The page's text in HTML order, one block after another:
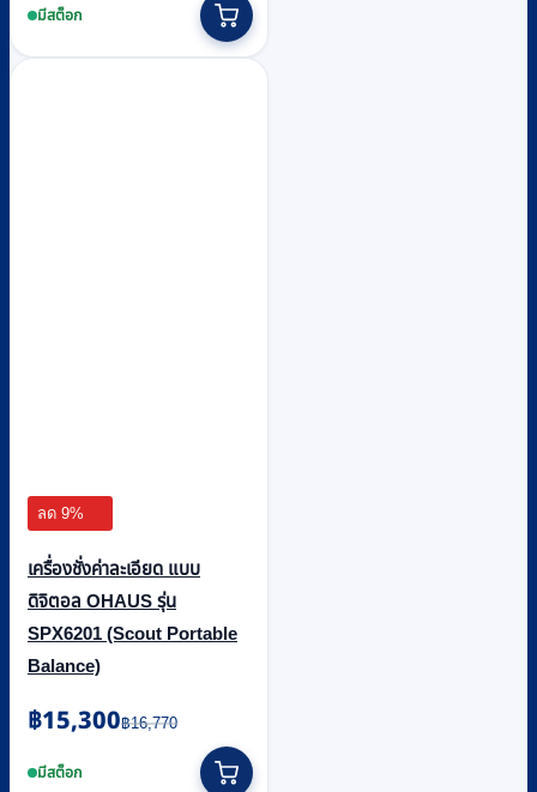
was:
is:มีสต็อก
ลด 9%
เครื่องชั่งค่าละเอียด แบบ
ดิจิตอล OHAUS รุ่น
SPX6201 (Scout Portable
Balance)
฿16,770
Original
price
was:
฿15,300
Current
price
is:มีสต็อก